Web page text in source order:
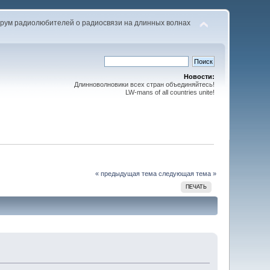
радиолюбителей о радиосвязи на длинных волнах
Новости:
Длинноволновики всех стран объединяйтесь!
LW-mans of all countries unite!
« предыдущая тема следующая тема »
ПЕЧАТЬ